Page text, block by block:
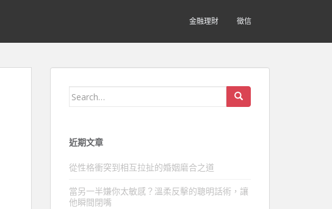
金融理財 徵信
Search
近期文章
從性格衝突到相互拉扯的婚姻磨合之道
當另一半嫌你太敏感？溫柔反擊的聰明話術，讓
他瞬間閉嘴